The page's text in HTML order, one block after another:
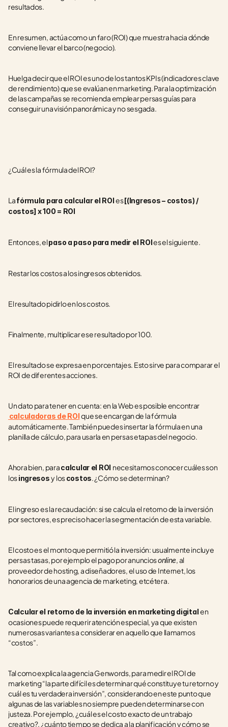
resultados.
En resumen, actúa como un faro (ROI) que muestra hacia dónde
conviene llevar el barco (negocio).
Huelga decir que el ROI es uno de los tantos KPIs (indicadores clave
de rendimiento) que se evalúan en marketing. Para la optimización
de las campañas se recomienda emplear persas guías para
conseguir una visión panorámica y no sesgada.
¿Cuál es la fórmula del ROI?
La fórmula para calcular el ROI es [(Ingresos – costos) /
costos] x 100 = ROI
Entonces, el paso a paso para medir el ROI es el siguiente.
Restar los costos a los ingresos obtenidos.
El resultado pidirlo en los costos.
Finalmente, multiplicar ese resultado por 100.
El resultado se expresa en porcentajes. Esto sirve para comparar el
ROI de diferentes acciones.
Un dato para tener en cuenta: en la Web es posible encontrar
calculadoras de ROIque se encargan de la fórmula
automáticamente. También puedes insertar la fórmula en una
planilla de cálculo, para usarla en persas etapas del negocio.
Ahora bien, para calcular el ROI necesitamos conocer cuáles son
los ingresos y los costos. ¿Cómo se determinan?
El ingreso es la recaudación: si se calcula el retorno de la inversión
por sectores, es preciso hacer la segmentación de esta variable.
El costo es el monto que permitió la inversión: usualmente incluye
persas tasas, por ejemplo el pago por anuncios online, al
proveedor de hosting, a diseñadores, el uso de Internet, los
honorarios de una agencia de marketing, etcétera.
Calcular el retorno de la inversión en marketing digital en
ocasiones puede requerir atención especial, ya que existen
numerosas variantes a considerar en aquello que llamamos
“costos”.
Tal como explica la agencia Genwords, para medir el ROI de
marketing “la parte difícil es determinar qué constituye tu retorno y
cuál es tu verdadera inversión”, considerando en este punto que
algunas de las variables no siempre pueden determinarse con
justeza. Por ejemplo, ¿cuál es el costo exacto de un trabajo
creativo?, ¿cuánto tiempo se dedica a la planificación y cómo se